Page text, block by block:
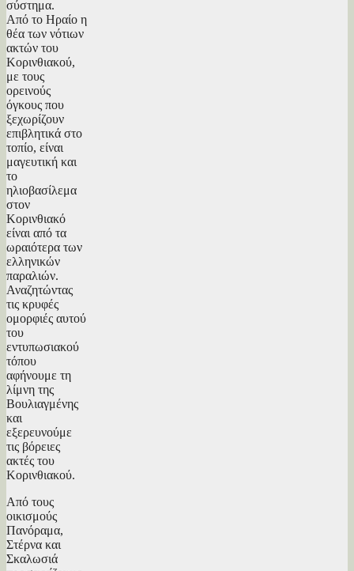
σύστημα.
Από το Ηραίο η
θέα των νότιων
ακτών του
Κορινθιακού,
με τους
ορεινούς
όγκους που
ξεχωρίζουν
επιβλητικά στο
τοπίο, είναι
μαγευτική και
το
ηλιοβασίλεμα
στον
Κορινθιακό
είναι από τα
ωραιότερα των
ελληνικών
παραλιών.
Αναζητώντας
τις κρυφές
ομορφιές αυτού
του
εντυπωσιακού
τόπου
αφήνουμε τη
λίμνη της
Βουλιαγμένης
και
εξερευνούμε
τις βόρειες
ακτές του
Κορινθιακού.
Από τους
οικισμούς
Πανόραμα,
Στέρνα και
Σκαλωσιά